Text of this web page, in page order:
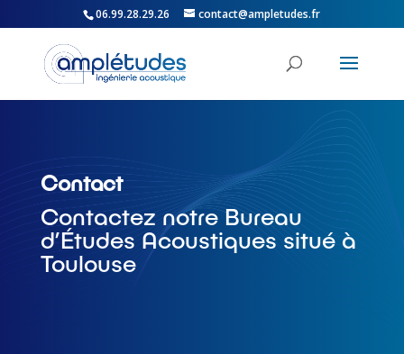
06.99.28.29.26 contact@ampletudes.fr
Contact
Contactez notre Bureau
d’Études Acoustiques situé à
Toulouse